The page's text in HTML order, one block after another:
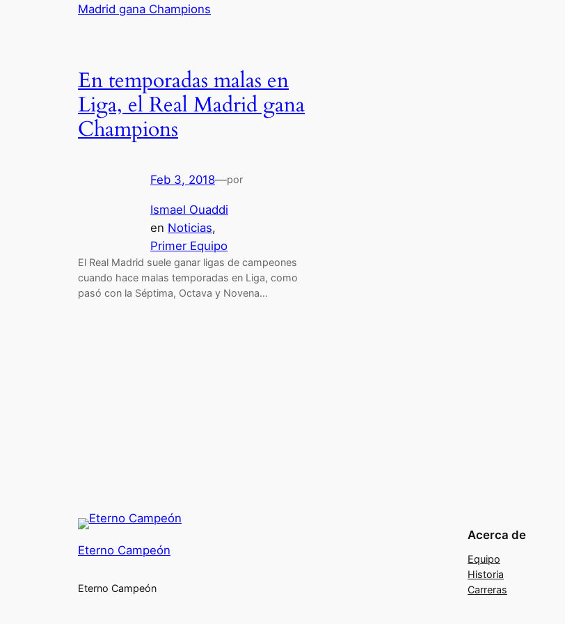
En temporadas malas en
Liga, el Real Madrid gana
Champions
Feb 3, 2018—por
Ismael Ouaddi
en Noticias
Primer Equipo
El Real Madrid suele ganar ligas de campeones
cuando hace malas temporadas en Liga, como
pasó con la Séptima, Octava y Novena…
Eterno Campeón
Eterno Campeón
Acerca de
Equipo
Historia
Carreras